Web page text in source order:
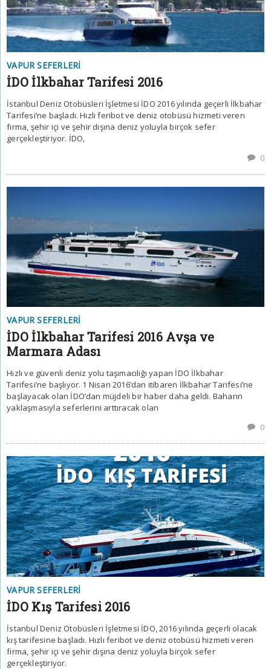
VAPUR SEFERLERI
İDO İlkbahar Tarifesi 2016
İstanbul Deniz Otobüsleri İşletmesi İDO 2016 yılında geçerli İlkbahar
Tarifesi’ne başladı. Hızlı feribot ve deniz otobüsü hizmeti veren
firma, şehir içi ve şehir dışına deniz yoluyla birçok sefer
gerçekleştiriyor. İDO,
0
VAPUR SEFERLERI
İDO İlkbahar Tarifesi 2016 Avşa ve
Marmara Adası
Hızlı ve güvenli deniz yolu taşımacılığı yapan İDO İlkbahar
Tarifesi’ne başlıyor. 1 Nisan 2016’dan itibaren İlkbahar Tarifesi’ne
başlayacak olan İDO’dan müjdeli bir haber daha geldi. Baharın
yaklaşmasıyla seferlerini arttıracak olan
0
VAPUR SEFERLERI
İDO Kış Tarifesi 2016
İstanbul Deniz Otobüsleri İşletmesi İDO, 2016 yılında geçerli olacak
kış tarifesine başladı. Hızlı feribot ve deniz otobüsü hizmeti veren
firma, şehir içi ve şehir dışına deniz yoluyla birçok sefer
gerçekleştiriyor.